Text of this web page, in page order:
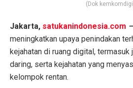
(Dok
Jakarta, satukanindonesia.com –
meningkatkan upaya penindakan
kejahatan di ruang digital, termasuk
daring, serta kejahatan yang
kelompok rentan.